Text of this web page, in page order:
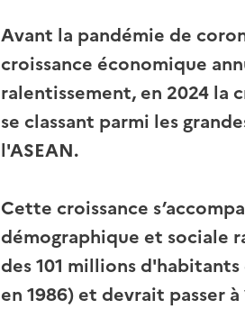
Avant la pandémie de
croissance économique
ralentissement, en 2024 la
se classant parmi les
l'ASEAN.
Cette croissance
démographique et sociale
des 101 millions
en 1986) et devrait passer